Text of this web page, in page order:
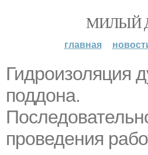
МИЛЫЙ
главная
Гидроизоляция
поддона.
проведения